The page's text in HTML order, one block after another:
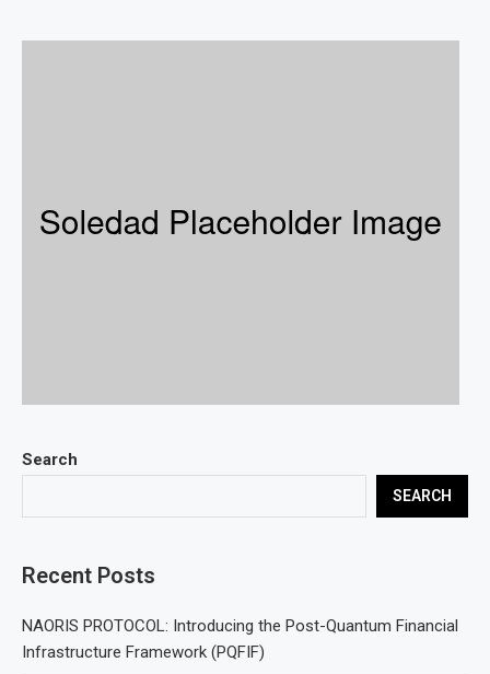
Search
SEARCH
Recent Posts
NAORIS PROTOCOL: Introducing the Post-Quantum Financial
Infrastructure Framework (PQFIF)